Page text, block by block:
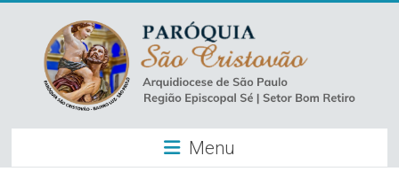
content
Paróquia
São
Menu